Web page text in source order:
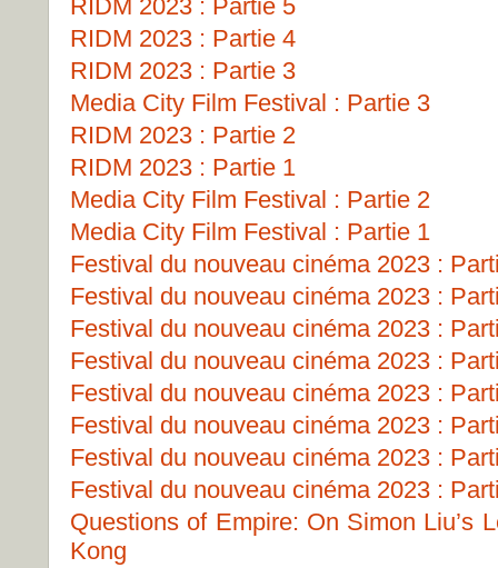
RIDM 2023 : Partie 5
RIDM 2023 : Partie 4
RIDM 2023 : Partie 3
Media City Film Festival : Partie 3
RIDM 2023 : Partie 2
RIDM 2023 : Partie 1
Media City Film Festival : Partie 2
Media City Film Festival : Partie 1
Festival du nouveau cinéma 2023 :
Festival du nouveau cinéma 2023 :
Festival du nouveau cinéma 2023 :
Festival du nouveau cinéma 2023 :
Festival du nouveau cinéma 2023 :
Festival du nouveau cinéma 2023 :
Festival du nouveau cinéma 2023 :
Festival du nouveau cinéma 2023 :
Questions of Empire: On Simon Liu’s
Kong